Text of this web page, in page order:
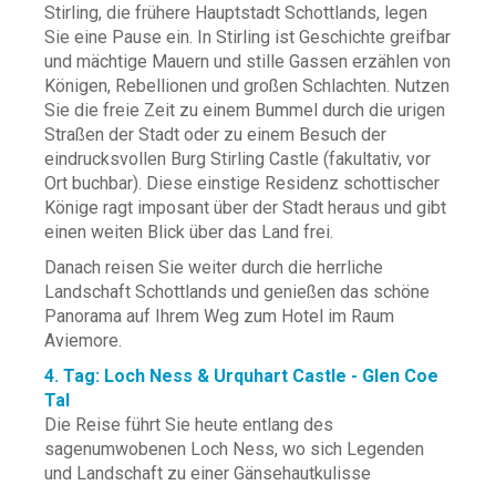
Stirling, die frühere Hauptstadt Schottlands, legen
Sie eine Pause ein. In Stirling ist Geschichte greifbar
und mächtige Mauern und stille Gassen erzählen von
Königen, Rebellionen und großen Schlachten. Nutzen
Sie die freie Zeit zu einem Bummel durch die urigen
Straßen der Stadt oder zu einem Besuch der
eindrucksvollen Burg Stirling Castle (fakultativ, vor
Ort buchbar). Diese einstige Residenz schottischer
Könige ragt imposant über der Stadt heraus und gibt
einen weiten Blick über das Land frei.
Danach reisen Sie weiter durch die herrliche
Landschaft Schottlands und genießen das schöne
Panorama auf Ihrem Weg zum Hotel im Raum
Aviemore.
4. Tag: Loch Ness & Urquhart Castle - Glen Coe
Tal
Die Reise führt Sie heute entlang des
sagenumwobenen Loch Ness, wo sich Legenden
und Landschaft zu einer Gänsehautkulisse